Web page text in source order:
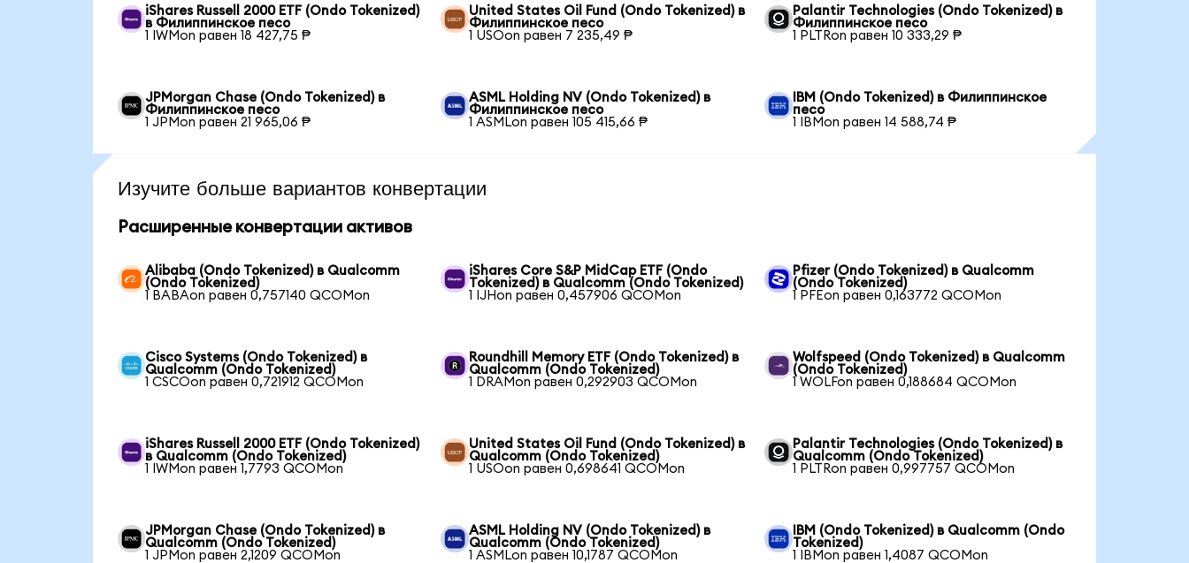
iShares Russell 2000 ETF (Ondo Tokenized)
в Филиппинское песо
1 IWMon равен 18 427,75 ₱
United States Oil Fund (Ondo Tokenized) в
Филиппинское песо
1 USOon равен 7 235,49 ₱
Palantir Technologies (Ondo Tokenized) в
Филиппинское песо
1 PLTRon равен 10 333,29 ₱
JPMorgan Chase (Ondo Tokenized) в
Филиппинское песо
1 JPMon равен 21 965,06 ₱
ASML Holding NV (Ondo Tokenized) в
Филиппинское песо
1 ASMLon равен 105 415,66 ₱
IBM (Ondo Tokenized) в Филиппинское
песо
1 IBMon равен 14 588,74 ₱
Изучите больше вариантов конвертации
Расширенные конвертации активов
Alibaba (Ondo Tokenized) в Qualcomm
(Ondo Tokenized)
1 BABAon равен 0,757140 QCOMon
iShares Core S&P MidCap ETF (Ondo
Tokenized) в Qualcomm (Ondo Tokenized)
1 IJHon равен 0,457906 QCOMon
Pfizer (Ondo Tokenized) в Qualcomm
(Ondo Tokenized)
1 PFEon равен 0,163772 QCOMon
Cisco Systems (Ondo Tokenized) в
Qualcomm (Ondo Tokenized)
1 CSCOon равен 0,721912 QCOMon
Roundhill Memory ETF (Ondo Tokenized) в
Qualcomm (Ondo Tokenized)
1 DRAMon равен 0,292903 QCOMon
Wolfspeed (Ondo Tokenized) в Qualcomm
(Ondo Tokenized)
1 WOLFon равен 0,188684 QCOMon
iShares Russell 2000 ETF (Ondo Tokenized)
в Qualcomm (Ondo Tokenized)
1 IWMon равен 1,7793 QCOMon
United States Oil Fund (Ondo Tokenized) в
Qualcomm (Ondo Tokenized)
1 USOon равен 0,698641 QCOMon
Palantir Technologies (Ondo Tokenized) в
Qualcomm (Ondo Tokenized)
1 PLTRon равен 0,997757 QCOMon
JPMorgan Chase (Ondo Tokenized) в
Qualcomm (Ondo Tokenized)
1 JPMon равен 2,1209 QCOMon
ASML Holding NV (Ondo Tokenized) в
Qualcomm (Ondo Tokenized)
1 ASMLon равен 10,1787 QCOMon
IBM (Ondo Tokenized) в Qualcomm (Ondo
Tokenized)
1 IBMon равен 1,4087 QCOMon